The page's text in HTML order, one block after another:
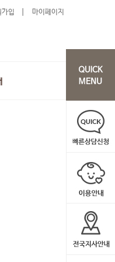
가입 마이페이지